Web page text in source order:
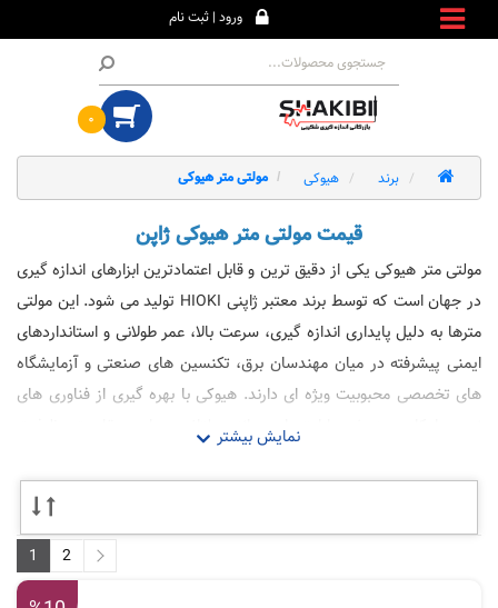
ورود | ثبت نام
۰
برند هیوکی مولتی متر هیوکی
قیمت مولتی متر هیوکی ژاپن
مولتی متر هیوکی یکی از دقیق ترین و قابل اعتمادترین ابزارهای اندازه گیری
در جهان است که توسط برند معتبر ژاپنی HIOKI تولید می شود. این مولتی
مترها به دلیل پایداری اندازه گیری، سرعت بالا، عمر طولانی و استانداردهای
ایمنی پیشرفته در میان مهندسان برق، تکنسین های صنعتی و آزمایشگاه
های تخصصی محبوبیت ویژه ای دارند. هیوکی با بهره گیری از فناوری های
نوین، امکان سنجش پارامترهایی مانند ولتاژ، جریان، مقاومت، ظرفیت
ساخت ممتاز، طراحی ارگونومیک و نمایشگرهای بسیار خوانا باعث شده
مولتی مترهای HIOKI انتخابی ایده آل برای پروژه های حساس، تست های
1 2